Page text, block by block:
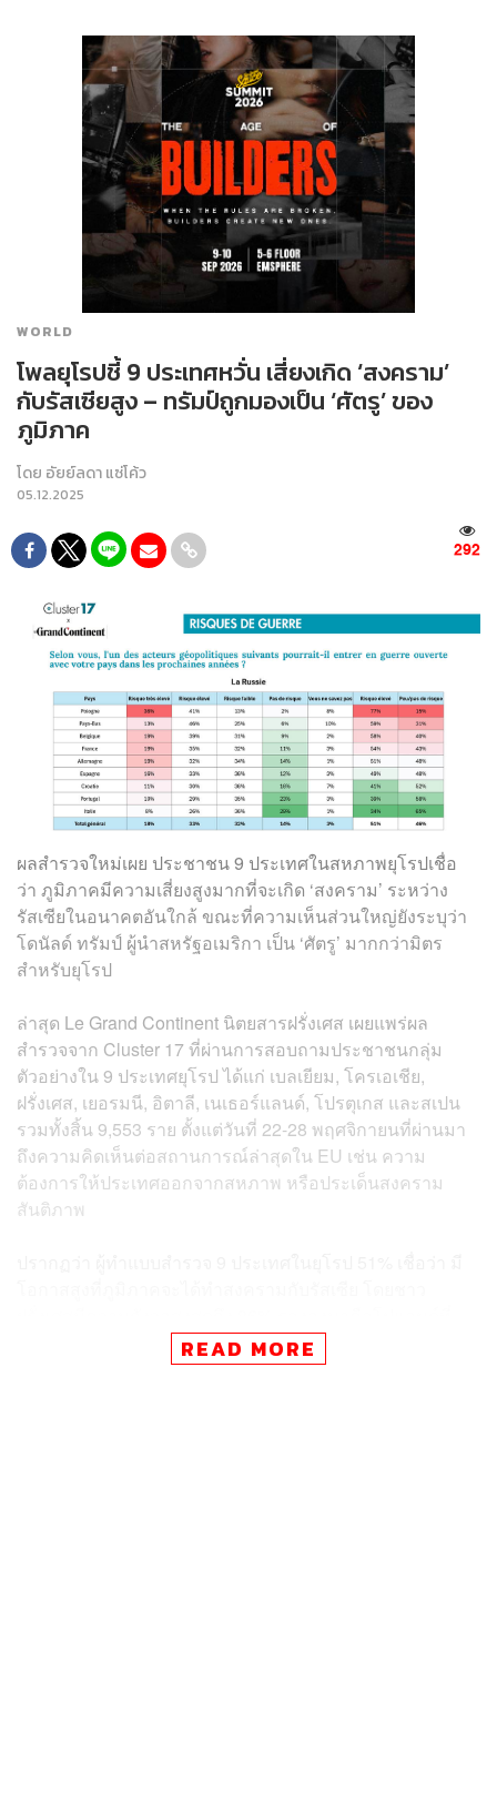
WORLD
โพลยุโรปชี้ 9 ประเทศหวั่น เสี่ยงเกิด ‘สงคราม’
กับรัสเซียสูง – ทรัมป์ถูกมองเป็น ‘ศัตรู’ ของ
ภูมิภาค
โดย อัยย์ลดา แซ่โค้ว
05.12.2025
292
ผลสำรวจใหม่เผย ประชาชน 9 ประเทศในสหภาพยุโรปเชื่อ
ว่า ภูมิภาคมีความเสี่ยงสูงมากที่จะเกิด ‘สงคราม’ ระหว่าง
รัสเซียในอนาคตอันใกล้ ขณะที่ความเห็นส่วนใหญ่ยังระบุว่า
โดนัลด์ ทรัมป์ ผู้นำสหรัฐอเมริกา เป็น ‘ศัตรู’ มากกว่ามิตร
สำหรับยุโรป
ล่าสุด Le Grand Continent นิตยสารฝรั่งเศส เผยแพร่ผล
สำรวจจาก Cluster 17 ที่ผ่านการสอบถามประชาชนกลุ่ม
ตัวอย่างใน 9 ประเทศยุโรป ได้แก่ เบลเยียม, โครเอเชีย,
ฝรั่งเศส, เยอรมนี, อิตาลี, เนเธอร์แลนด์, โปรตุเกส และสเปน
รวมทั้งสิ้น 9,553 ราย ตั้งแต่วันที่ 22-28 พฤศจิกายนที่ผ่านมา
ถึงความคิดเห็นต่อสถานการณ์ล่าสุดใน EU เช่น ความ
ต้องการให้ประเทศออกจากสหภาพ หรือประเด็นสงคราม
สันติภาพ
77% ซึ่งมีพรมแดนใกล้ชิดกับรัสเซีย ขณะที่เบลเยียมและ
เนเธอร์แลนด์อยู่ที่ 59% ตรงกันข้ามกับอิตาลี ซึ่งประเมิน
READ MORE